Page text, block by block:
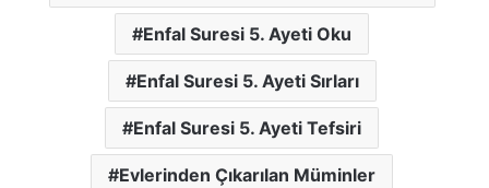
Enfal Suresi 5. Ayeti Oku
Enfal Suresi 5. Ayeti Sırları
Enfal Suresi 5. Ayeti Tefsiri
Evlerinden Çıkarılan Müminler